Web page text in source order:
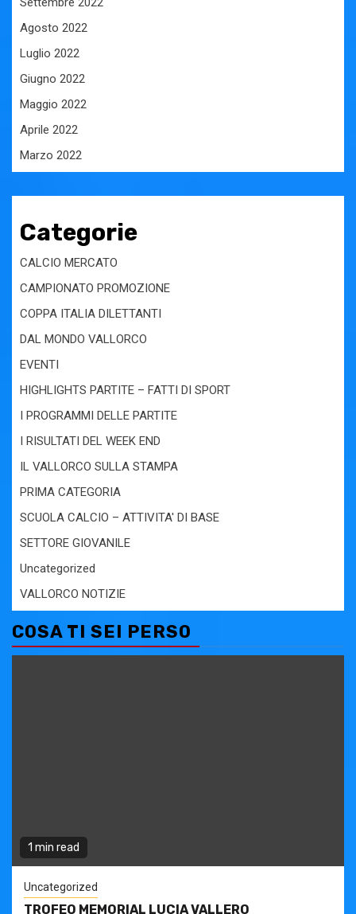
Agosto 2022
Luglio 2022
Giugno 2022
Maggio 2022
Aprile 2022
Marzo 2022
Categorie
CALCIO MERCATO
CAMPIONATO PROMOZIONE
COPPA ITALIA DILETTANTI
DAL MONDO VALLORCO
EVENTI
HIGHLIGHTS PARTITE – FATTI DI SPORT
I PROGRAMMI DELLE PARTITE
I RISULTATI DEL WEEK END
IL VALLORCO SULLA STAMPA
PRIMA CATEGORIA
SCUOLA CALCIO – ATTIVITA' DI BASE
SETTORE GIOVANILE
Uncategorized
VALLORCO NOTIZIE
COSA TI SEI PERSO
1 min read
Uncategorized
TROFEO MEMORIAL LUCIA VALLERO